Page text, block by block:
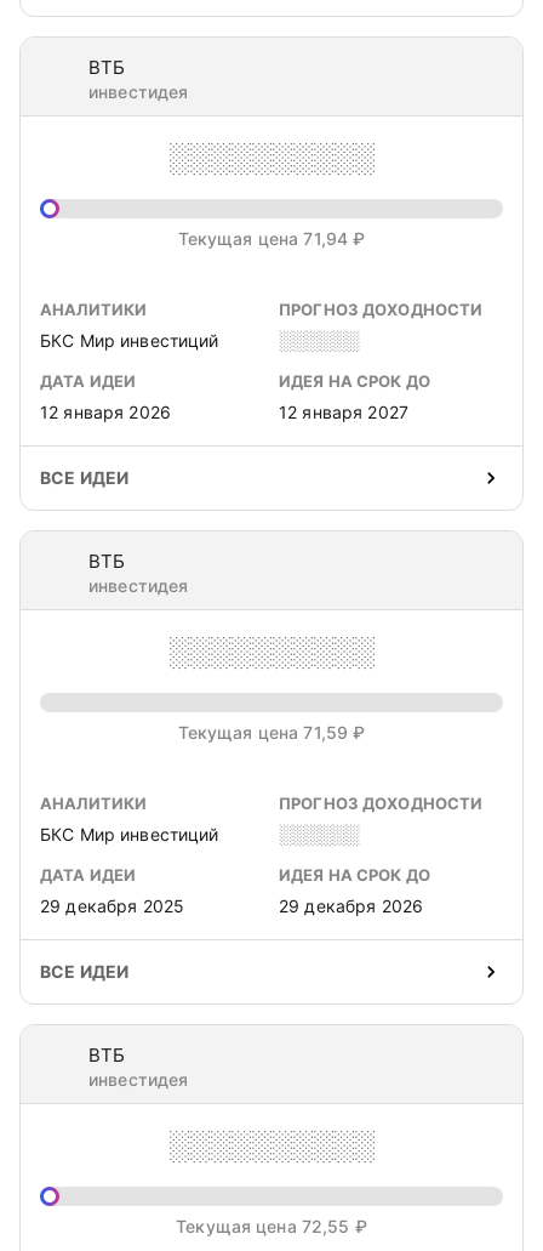
ВТБ
инвестидея
░░░░░░░░░░
Текущая цена 71,94 ₽
АНАЛИТИКИ
БКС Мир инвестиций
ПРОГНОЗ ДОХОДНОСТИ
░░░░░░
ДАТА ИДЕИ
12 января 2026
ИДЕЯ НА СРОК ДО
12 января 2027
ВСЕ ИДЕИ
ВТБ
инвестидея
░░░░░░░░░░
Текущая цена 71,59 ₽
АНАЛИТИКИ
БКС Мир инвестиций
ПРОГНОЗ ДОХОДНОСТИ
░░░░░░
ДАТА ИДЕИ
29 декабря 2025
ИДЕЯ НА СРОК ДО
29 декабря 2026
ВСЕ ИДЕИ
ВТБ
инвестидея
░░░░░░░░░░
Текущая цена 72,55 ₽